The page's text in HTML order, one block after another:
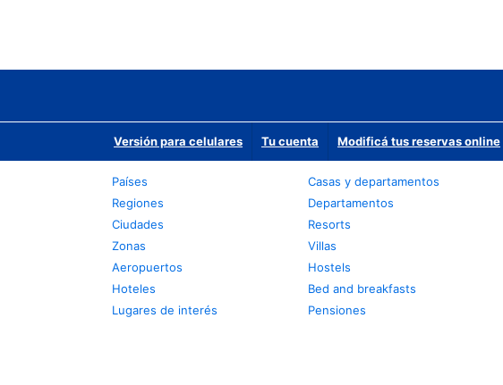
Versión para celulares Tu cuenta Modificá tus reservas online
Países
Regiones
Ciudades
Zonas
Aeropuertos
Hoteles
Lugares de interés
Casas y departamentos
Departamentos
Resorts
Villas
Hostels
Bed and breakfasts
Pensiones